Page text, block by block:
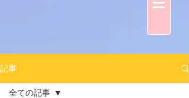
記事
全ての記事